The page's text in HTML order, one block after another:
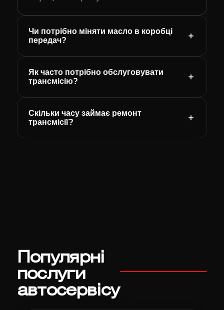
Чи потрібно міняти масло в коробці
передач?
Як часто потрібно обслуговувати
трансмісію?
Скільки часу займає ремонт
трансмісії?
Популярні
послуги
автосервісу